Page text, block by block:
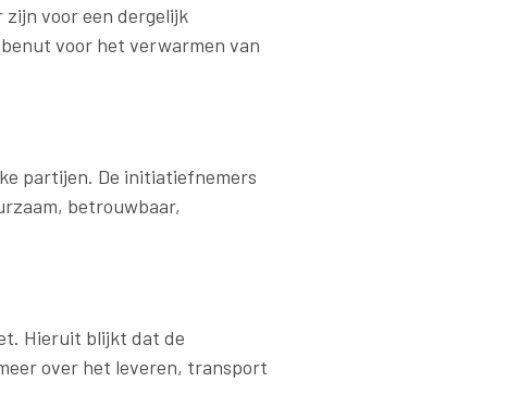
voor een dergelijk
voor het verwarmen van
partijen. De initiatiefnemers
betrouwbaar,
Hieruit blijkt dat de
over het leveren, transport